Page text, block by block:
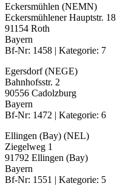
Eckersmühlen (NEMN)
Eckersmühlener Hauptstr. 18
91154 Roth
Bayern
Bf-Nr: 1458 | Kategorie: 7
Egersdorf (NEGE)
Bahnhofsstr. 2
90556 Cadolzburg
Bayern
Bf-Nr: 1472 | Kategorie: 6
Ellingen (Bay) (NEL)
Ziegelweg 1
91792 Ellingen (Bay)
Bayern
Bf-Nr: 1551 | Kategorie: 5